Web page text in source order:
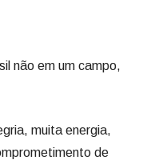
não em um campo,
muita energia,
de